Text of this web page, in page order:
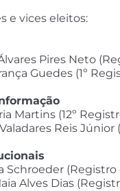
e vices eleitos:
Pires Neto
Guedes (1º
Martins (12º
Reis
Schroeder
Alves Dias